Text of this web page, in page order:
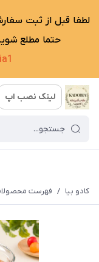
لطفا قبل از ثبت
حتما مطلع
لینک نصب اپ
کادو بیا / فهرست